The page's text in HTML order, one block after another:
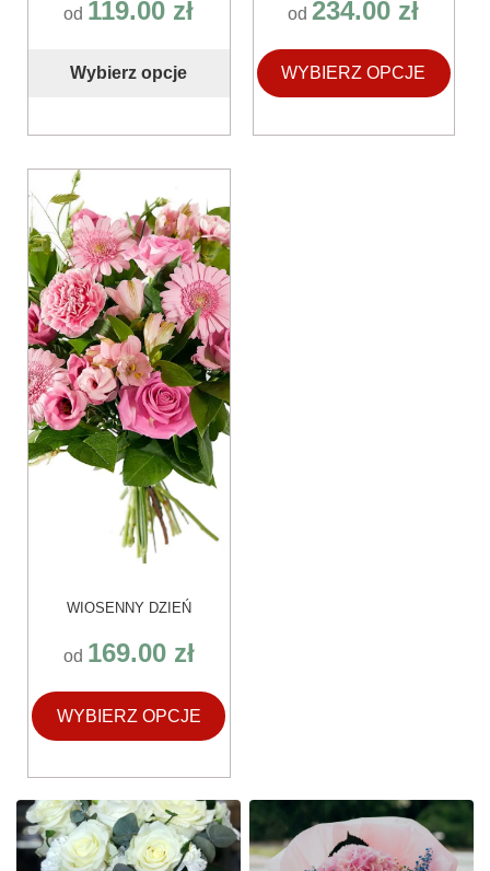
od 119.00 zł
Wybierz opcje
od234.00 zł
WYBIERZ OPCJE
WIOSENNY DZIEŃ
od 169.00 zł
WYBIERZ OPCJE
produkt
ma
wiele
wariantów.
Opcje
można
wybrać
na
stronie
produktu